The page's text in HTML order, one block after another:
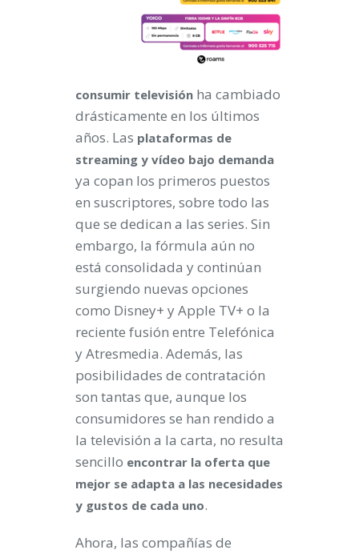
consumir televisión ha cambiado
drásticamente en los últimos
años. Las plataformas de
streaming y vídeo bajo demanda
ya copan los primeros puestos
en suscriptores, sobre todo las
que se dedican a las series. Sin
embargo, la fórmula aún no
está consolidada y continúan
surgiendo nuevas opciones
como Disney+ y Apple TV+ o la
reciente fusión entre Telefónica
y Atresmedia. Además, las
posibilidades de contratación
son tantas que, aunque los
consumidores se han rendido a
la televisión a la carta, no resulta
sencillo encontrar la oferta que
mejor se adapta a las necesidades
y gustos de cada uno.
Ahora, las compañías de